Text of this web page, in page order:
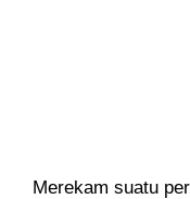
Merekam suatu